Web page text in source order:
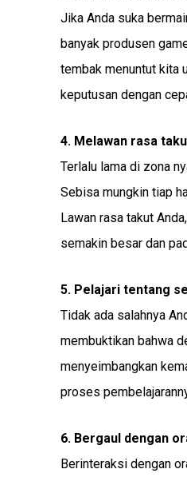
Jika Anda suka
banyak produsen
tembak menuntut kita
keputusan dengan
4. Melawan rasa
Terlalu lama di zona
Sebisa mungkin tiap
Lawan rasa takut
semakin besar dan
5. Pelajari tentang
Tidak ada salahnya
membuktikan bahwa
menyeimbangkan
proses
6. Bergaul dengan
Berinteraksi dengan